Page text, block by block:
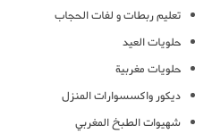
تعليم ربطات و لفات الحجاب
حلويات العيد
حلويات مغربية
ديكور واكسسوارات المنزل
شهيوات الطبخ المغربي